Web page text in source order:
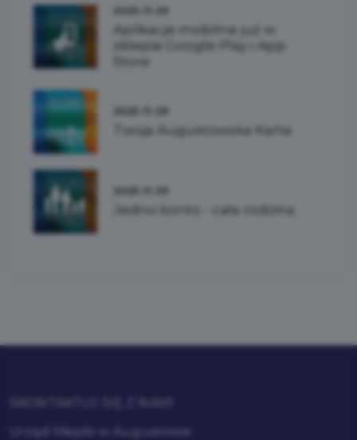
Aplikacje mobilne już w
sklepie Google Play i App
Store
Twoja Augustowska Karta
Jedno konto - cała rodzina
Urząd Miejski w Augustowie